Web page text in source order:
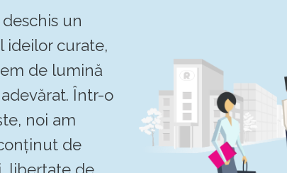
un
ideilor curate,
de lumină
Într-o
noi am
de